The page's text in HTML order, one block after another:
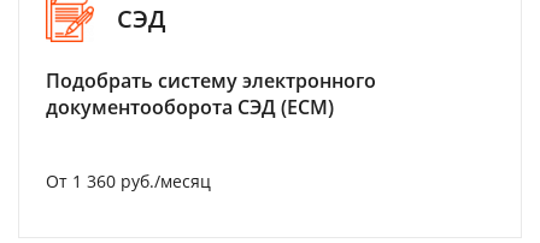
СЭД
Подобрать систему электронного
документооборота СЭД (ECM)
От 1 360 руб./месяц